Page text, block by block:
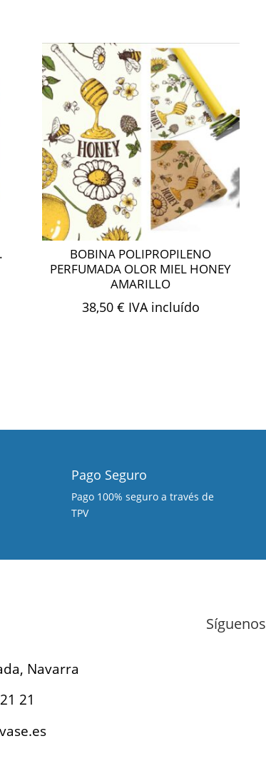
BOBINA POLIPROPILENO
PERFUMADA OLOR MIEL HONEY
AMARILLO
38,50 € IVA incluído
Pago Seguro
Pago 100% seguro a través de
TPV
Navarra
21
Síguenos